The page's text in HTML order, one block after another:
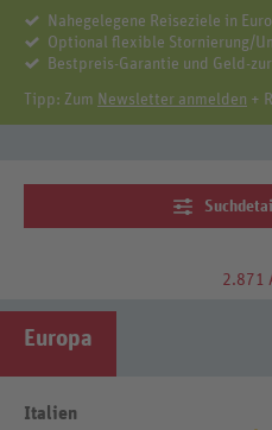
Nahegelegene Reiseziele in
Optional flexible Stornierung/
Bestpreis-Garantie und Geld-
Tipp: Zum Newsletter anmelden +
2.871
Europa
Italien